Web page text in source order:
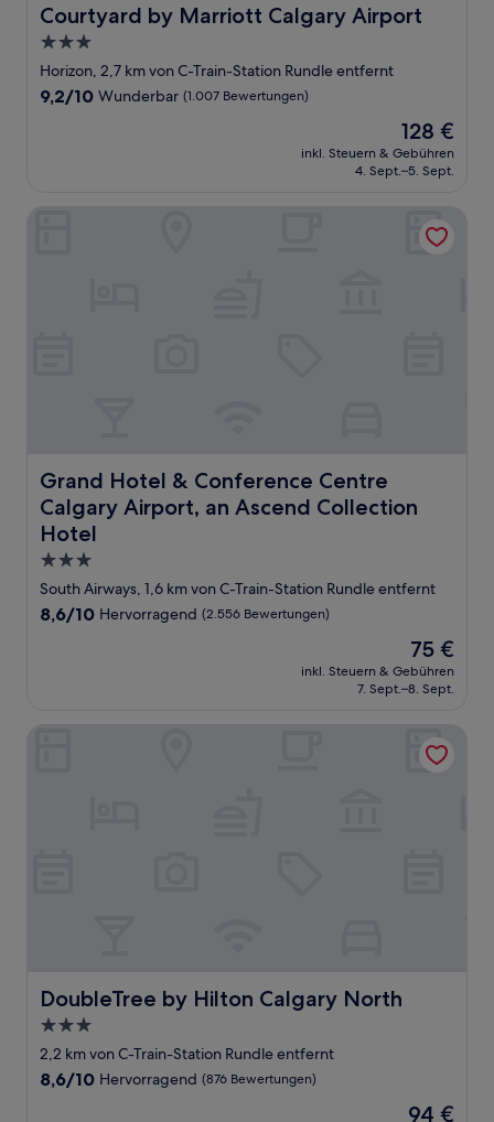
Courtyard by Marriott Calgary Airport
Courtyard by Marriott Calgary Airport
3.0-
Sterne-
Unterkunft
Horizon, 2,7 km von C-Train-Station Rundle entfernt
9.2
9,2/10 Wunderbar (1.007 Bewertungen)
Der
Preis
beträgt
128 €
inkl. Steuern & Gebühren
4. Sept.–5. Sept.
Grand Hotel & Conference Centre
Calgary Airport, an Ascend Collection
Hotel
Grand Hotel & Conference Centre Calgary Airport, an
3.0-
Sterne-
Unterkunft
South Airways, 1,6 km von C-Train-Station Rundle entfernt
8.6
8,6/10 Hervorragend (2.556 Bewertungen)
Der
Preis
beträgt
75 €
inkl. Steuern & Gebühren
7. Sept.–8. Sept.
Grand Hotel & Conference Centre Calgary Airport, an
DoubleTree by Hilton Calgary North
DoubleTree by Hilton Calgary North
3.0-
Sterne-
Unterkunft
2,2 km von C-Train-Station Rundle entfernt
8.6
8,6/10 Hervorragend (876 Bewertungen)
Der
94 €